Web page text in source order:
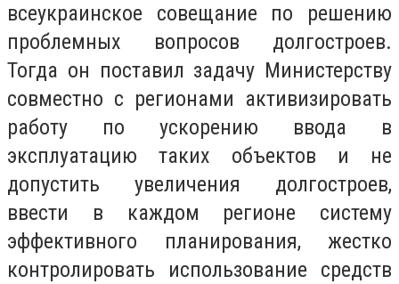
всеукраинское совещание по решению
проблемных вопросов долгостроев.
Тогда он поставил задачу Министерству
совместно с регионами активизировать
работу по ускорению ввода в
эксплуатацию таких объектов и не
допустить увеличения долгостроев,
ввести в каждом регионе систему
эффективного планирования, жестко
контролировать использование средств